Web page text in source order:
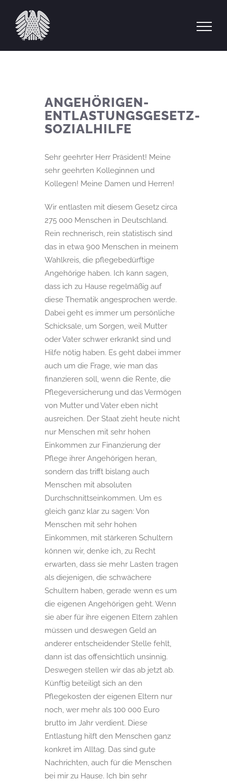
Inhalt
springen
ANGEHÖRIGEN-
ENTLASTUNGSGESETZ-
SOZIALHILFE
Sehr geehrter Herr Präsident! Meine
sehr geehrten Kolleginnen und
Kollegen! Meine Damen und Herren!
Wir entlasten mit diesem Gesetz circa
275 000 Menschen in Deutschland.
Rein rechnerisch, rein statistisch sind
das in etwa 900 Menschen in meinem
Wahlkreis, die pflegebedürftige
Angehörige haben. Ich kann sagen,
dass ich zu Hause regelmäßig auf
diese Thematik angesprochen werde.
Dabei geht es immer um persönliche
Schicksale, um Sorgen, weil Mutter
oder Vater schwer erkrankt sind und
Hilfe nötig haben. Es geht dabei immer
auch um die Frage, wie man das
finanzieren soll, wenn die Rente, die
Pflegeversicherung und das Vermögen
von Mutter und Vater eben nicht
ausreichen. Der Staat zieht heute nicht
nur Menschen mit sehr hohen
Einkommen zur Finanzierung der
Pflege ihrer Angehörigen heran,
sondern das trifft bislang auch
Menschen mit absoluten
Durchschnittseinkommen. Um es
gleich ganz klar zu sagen: Von
Menschen mit sehr hohen
Einkommen, mit stärkeren Schultern
können wir, denke ich, zu Recht
erwarten, dass sie mehr Lasten tragen
als diejenigen, die schwächere
Schultern haben, gerade wenn es um
die eigenen Angehörigen geht. Wenn
sie aber für ihre eigenen Eltern zahlen
müssen und deswegen Geld an
anderer entscheidender Stelle fehlt,
dann ist das offensichtlich unsinnig.
Deswegen stellen wir das ab jetzt ab.
Künftig beteiligt sich an den
Pflegekosten der eigenen Eltern nur
noch, wer mehr als 100 000 Euro
brutto im Jahr verdient. Diese
Entlastung hilft den Menschen ganz
konkret im Alltag. Das sind gute
Nachrichten, auch für die Menschen
bei mir zu Hause. Ich bin sehr